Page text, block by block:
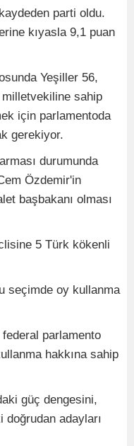
parti oldu.
kıyasla 9,1 puan
Yeşiller 56,
sahip
için parlamentoda
gerekiyor.
durumunda
Özdemir'in
başbakanı olması
5 Türk kökenli
seçimde oy kullanma
parlamento
hakkına sahip
güç dengesini,
adayları